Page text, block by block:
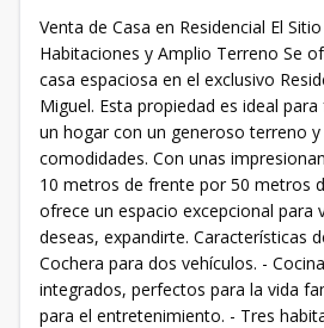
Venta de Casa en Residencial El
Habitaciones y Amplio Terreno Se
casa espaciosa en el exclusivo
Miguel. Esta propiedad es ideal
un hogar con un generoso terreno
comodidades. Con unas
10 metros de frente por 50 metros
ofrece un espacio excepcional para
deseas, expandirte. Características
Cochera para dos vehículos. -
integrados, perfectos para la vida
para el entretenimiento. - Tres